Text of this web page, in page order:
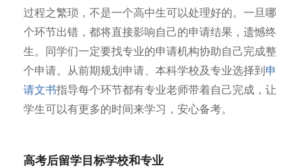
过程之繁琐，不是一个高中生可以处理好的。一旦哪
个环节出错，都将直接影响自己的申请结果，遗憾终
生。同学们一定要找专业的申请机构协助自己完成整
个申请。从前期规划申请、本科学校及专业选择到 申
请文书指导每个环节都有专业老师带着自己完成，让
学生可以有更多的时间来学习，安心备考。
高考后留学目标学校和专业